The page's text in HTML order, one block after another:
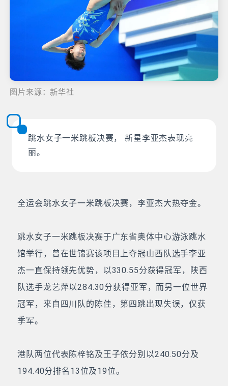
图片来源：新华社
跳水女子一米跳板决赛， 新星李亚杰表现亮
丽。
全运会跳水女子一米跳板决赛，李亚杰大热夺金。
跳水女子一米跳板决赛于广东省奥体中心游泳跳水
馆举行，曾在世锦赛该项目上夺冠山西队选手李亚
杰一直保持领先优势，以330.55分获得冠军，陕西
队选手龙艺萍以284.30分获得亚军，而另一位世界
冠军，来自四川队的陈佳，第四跳出现失误，仅获
季军。
港队两位代表陈梓铭及王子依分别以240.50分及
194.40分排名13位及19位。